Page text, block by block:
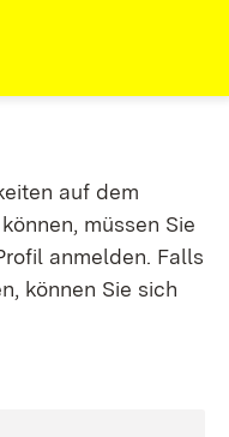
auf dem
müssen Sie
anmelden. Falls
können Sie sich